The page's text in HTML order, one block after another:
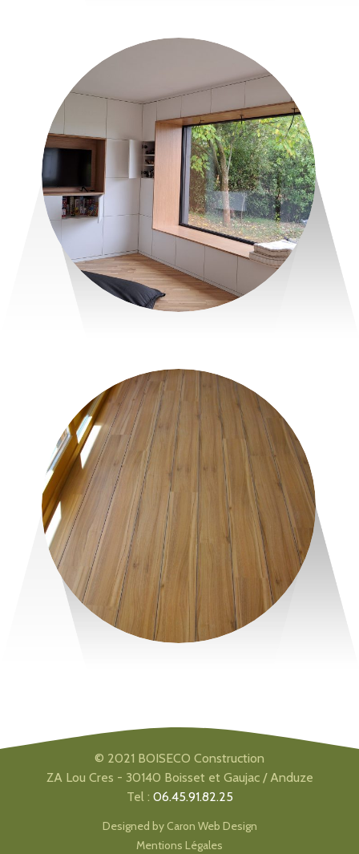
© 2021 BOISECO Construction
ZA Lou Cres - 30140 Boisset et Gaujac / Anduze
Tel : 06.45.91.82.25
Designed by Caron Web Design
Mentions Légales